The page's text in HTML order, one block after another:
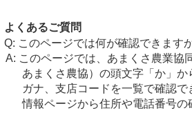
よくあるご質問
このページでは何が確認できます
このページでは、あまくさ農業協
あまくさ農協）の頭文字「か」か
ガナ、支店コードを一覧で確認
情報ページから住所や電話番号の